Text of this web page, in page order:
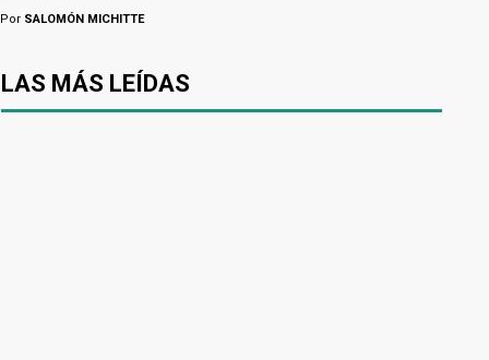
Por SALOMÓN MICHITTE
LAS MÁS LEÍDAS